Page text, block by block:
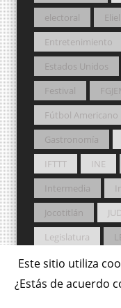
Este sitio utiliza
¿Estás de acuerdo
electoral
Eliel
Entretenimiento
Estados Unidos
Festival
Fútbol Americano
Gastronomía
IFTTT
INE
Intermedia
Jocotitlán
Legislatura
Legislatura LXII
Libertad